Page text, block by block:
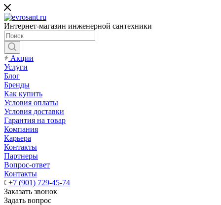
Интернет-магазин инженерной сантехники
Акции
Услуги
Блог
Бренды
Как купить
Условия оплаты
Условия доставки
Гарантия на товар
Компания
Карьера
Контакты
Партнеры
Вопрос-ответ
Контакты
+7 (901) 729-45-74
Заказать звонок
Задать вопрос